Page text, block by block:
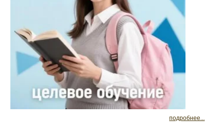
подробнее...